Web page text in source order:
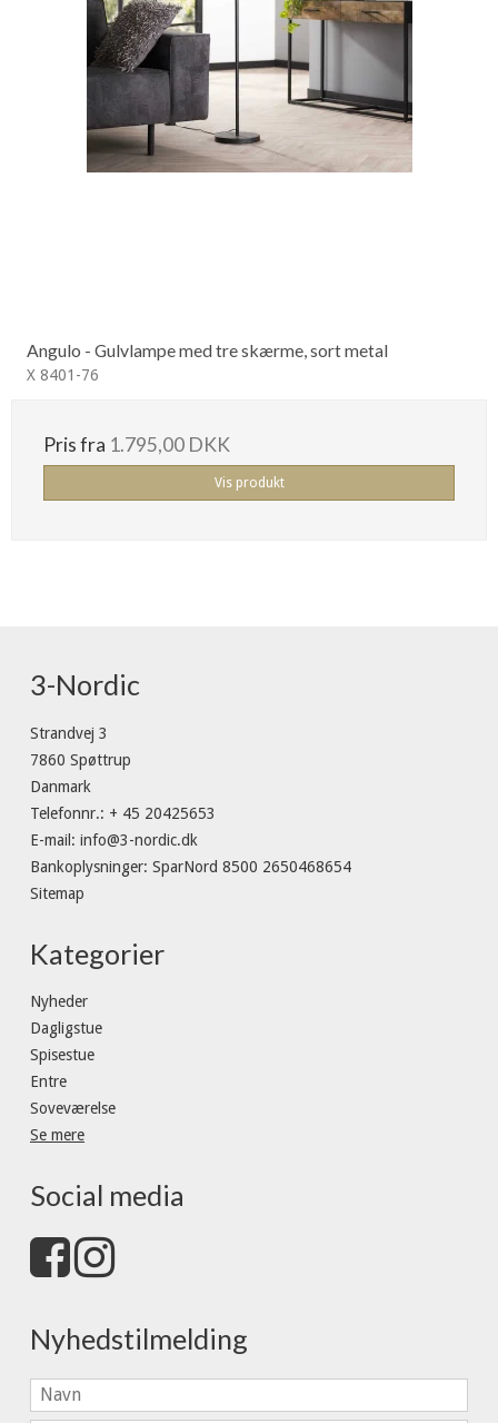
Angulo - Gulvlampe med tre skærme, sort metal
X 8401-76
Pris fra 1.795,00 DKK
Vis produkt
3-Nordic
Strandvej 3
7860 Spøttrup
Danmark
Telefonnr.: + 45 20425653
E-mail : info@3-nordic.dk
Bankoplysninger: SparNord 8500 2650468654
Sitemap
Kategorier
Nyheder
Dagligstue
Spisestue
Entre
Soveværelse
Se mere
Social media
Nyhedstilmelding